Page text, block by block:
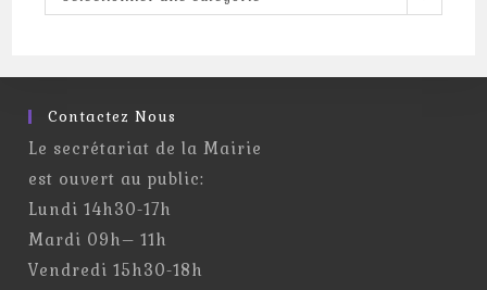
Contactez Nous
Le secrétariat de la Mairie
est ouvert au public:
Lundi 14h30-17h
Mardi 09h– 11h
Vendredi 15h30-18h